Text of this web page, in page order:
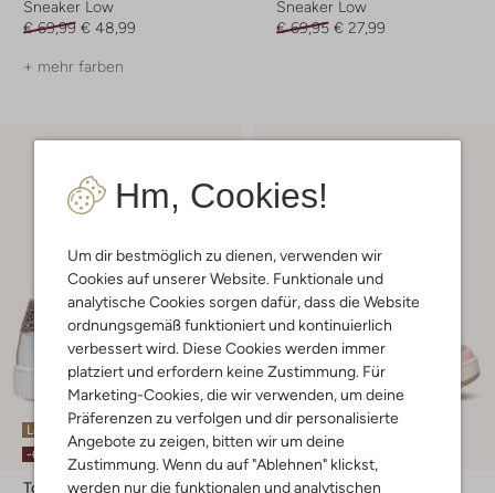
Hm, Cookies!
Um dir bestmöglich zu dienen, verwenden wir
Cookies auf unserer Website. Funktionale und
analytische Cookies sorgen dafür, dass die Website
ordnungsgemäß funktioniert und kontinuierlich
verbessert wird. Diese Cookies werden immer
platziert und erfordern keine Zustimmung. Für
Marketing-Cookies, die wir verwenden, um deine
Präferenzen zu verfolgen und dir personalisierte
Angebote zu zeigen, bitten wir um deine
Zustimmung. Wenn du auf "Ablehnen" klickst,
werden nur die funktionalen und analytischen
Sneaker Low
€ 69,99 € 48,99
+ mehr farben
Sneaker Low
€ 69,95 € 27,99
Letzter Artikel
-60%
Ton & Ton
Letzter Artikel
Ton & Ton